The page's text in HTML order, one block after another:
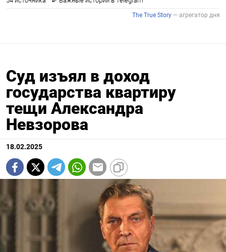
Суд изъял в доход
государства квартиру
тещи Александра
Невзорова
18.02.2025